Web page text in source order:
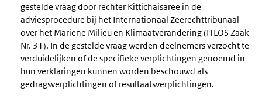
gestelde vraag door rechter Kittichaisaree in de
adviesprocedure bij het Internationaal Zeerechttribunaal
over het Mariene Milieu en Klimaatverandering (ITLOS Zaak
Nr. 31). In de gestelde vraag werden deelnemers verzocht te
verduidelijken of de specifieke verplichtingen genoemd in
hun verklaringen kunnen worden beschouwd als
gedragsverplichtingen of resultaatsverplichtingen.